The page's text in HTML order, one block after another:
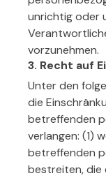
unrichtig oder
vorzunehmen.
3. Recht auf
Unter den
die
betreffenden
verlangen: (1)
betreffenden
bestreiten, die